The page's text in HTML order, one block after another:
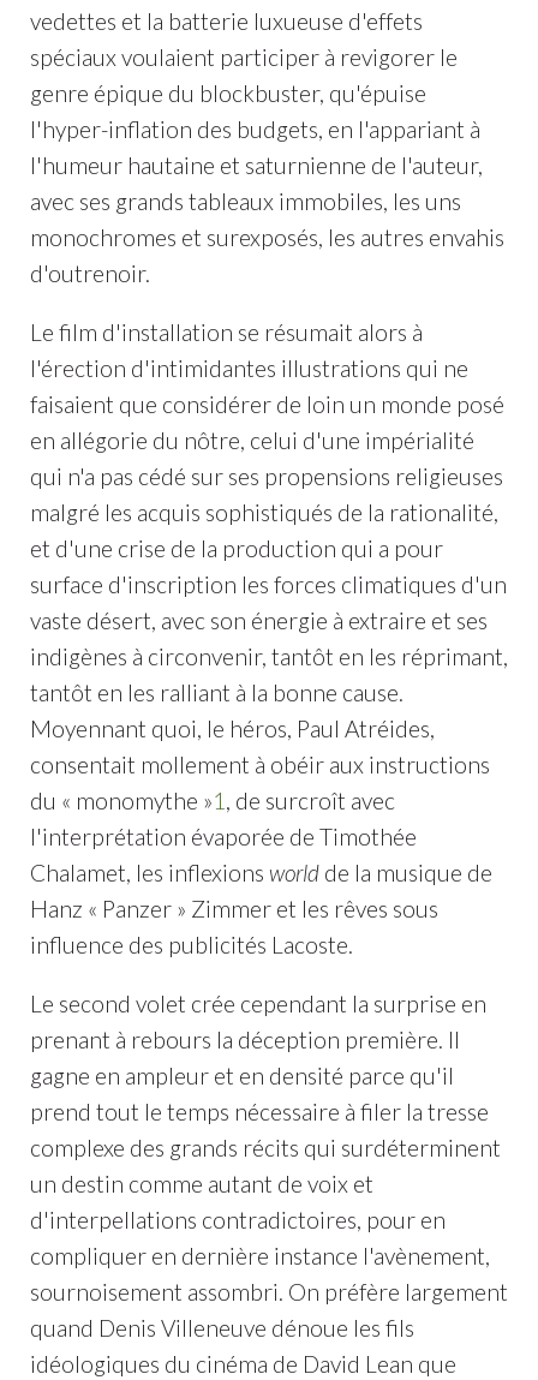
vedettes et la batterie luxueuse d'effets
spéciaux voulaient participer à revigorer le
genre épique du blockbuster, qu'épuise
l'hyper-inflation des budgets, en l'appariant à
l'humeur hautaine et saturnienne de l'auteur,
avec ses grands tableaux immobiles, les uns
monochromes et surexposés, les autres envahis
d'outrenoir.
Le film d'installation se résumait alors à
l'érection d'intimidantes illustrations qui ne
faisaient que considérer de loin un monde posé
en allégorie du nôtre, celui d'une impérialité
qui n'a pas cédé sur ses propensions religieuses
malgré les acquis sophistiqués de la rationalité,
et d'une crise de la production qui a pour
surface d'inscription les forces climatiques d'un
vaste désert, avec son énergie à extraire et ses
indigènes à circonvenir, tantôt en les réprimant,
tantôt en les ralliant à la bonne cause.
Moyennant quoi, le héros, Paul Atréides,
consentait mollement à obéir aux instructions
du « monomythe »1 , de surcroît avec
l'interprétation évaporée de Timothée
Chalamet, les inflexions world de la musique de
Hanz « Panzer » Zimmer et les rêves sous
influence des publicités Lacoste.
Le second volet crée cependant la surprise en
prenant à rebours la déception première. Il
gagne en ampleur et en densité parce qu'il
prend tout le temps nécessaire à filer la tresse
complexe des grands récits qui surdéterminent
un destin comme autant de voix et
d'interpellations contradictoires, pour en
compliquer en dernière instance l'avènement,
sournoisement assombri. On préfère largement
quand Denis Villeneuve dénoue les fils
idéologiques du cinéma de David Lean que